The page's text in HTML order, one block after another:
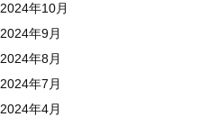
2024年10月
2024年9月
2024年8月
2024年7月
2024年4月